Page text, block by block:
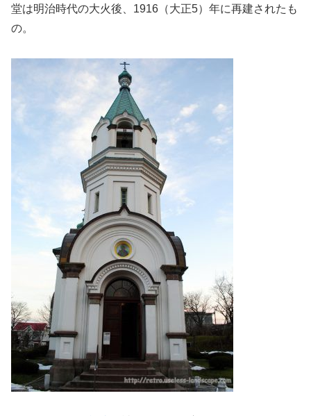
堂は明治時代の大火後、1916（大正5）年に再建されたも
の。